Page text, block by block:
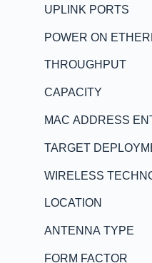
UPLINK PORTS
POWER ON
THROUGHPUT
CAPACITY
MAC ADDRESS
TARGET
WIRELESS
LOCATION
ANTENNA TYPE
FORM FACTOR